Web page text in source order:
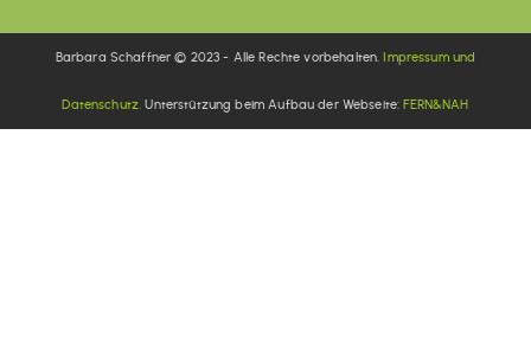
Barbara Schaffner © 2023 - Alle Rechte vorbehalten. Impressum und
Datenschutz. Unterstützung beim Aufbau der Webseite: FERN&NAH